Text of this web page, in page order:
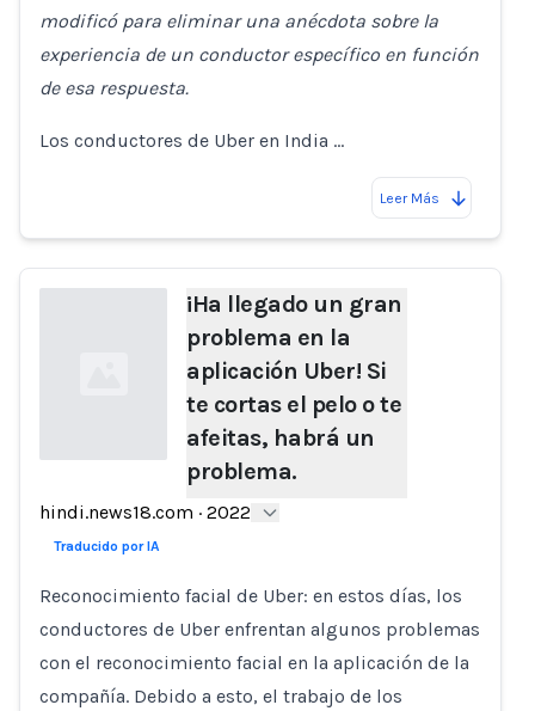
modificó para eliminar una anécdota sobre la
experiencia de un conductor específico en función
de esa respuesta.
Los conductores de Uber en India …
Leer Más
Loading...
¡Ha llegado un gran
problema en la
aplicación Uber! Si
te cortas el pelo o te
afeitas, habrá un
problema.
hindi.news18.com · 2022
Traducido por IA
Reconocimiento facial de Uber: en estos días, los
conductores de Uber enfrentan algunos problemas
con el reconocimiento facial en la aplicación de la
compañía. Debido a esto, el trabajo de los